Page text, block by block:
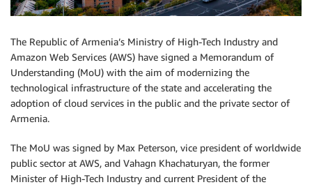
The Republic of Armenia’s Ministry of High-Tech Industry and
Amazon Web Services (AWS) have signed a Memorandum of
Understanding (MoU) with the aim of modernizing the
technological infrastructure of the state and accelerating the
adoption of cloud services in the public and the private sector of
Armenia.
The MoU was signed by Max Peterson, vice president of worldwide
public sector at AWS, and Vahagn Khachaturyan, the former
Minister of High-Tech Industry and current President of the